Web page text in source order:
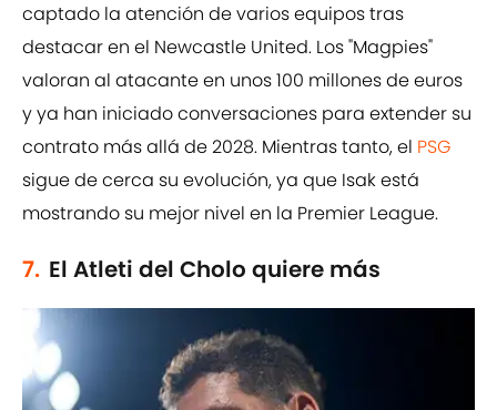
captado la atención de varios equipos tras
destacar en el Newcastle United. Los "Magpies"
valoran al atacante en unos 100 millones de euros
y ya han iniciado conversaciones para extender su
contrato más allá de 2028. Mientras tanto, el PSG
sigue de cerca su evolución, ya que Isak está
mostrando su mejor nivel en la Premier League.
7. El Atleti del Cholo quiere más